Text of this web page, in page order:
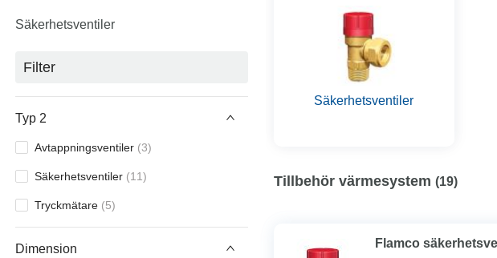
Säkerhetsventiler
Filter
Typ 2
Avtappningsventiler (3)
Säkerhetsventiler (11)
Tryckmätare (5)
Dimension
Säkerhetsventiler
Tillbehör värmesystem (19)
Flamco